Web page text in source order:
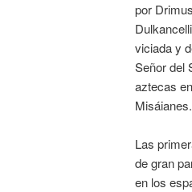
por
viciada y
Señor del
aztecas
Misáianes.
Las
de gran
en los